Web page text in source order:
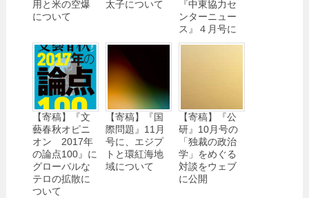
用と米の空爆
について
太子について
『中東協力セ
ンターニュー
ス』４月号に
【寄稿】『文
藝春秋オピニ
オン 2017年
の論点100』に
グローバルな
テロの拡散に
ついて
【寄稿】『国
際問題』11月
号に、エジプ
トと環紅海地
域について
【寄稿】『公
研』10月号の
「独裁の政治
学」をめぐる
対談をウェブ
に公開